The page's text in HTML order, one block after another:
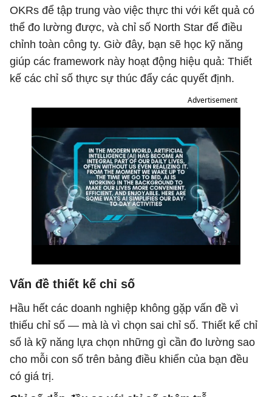
OKRs để tập trung vào việc thực thi với kết quả có
thể đo lường được, và chỉ số North Star để điều
chỉnh toàn công ty. Giờ đây, bạn sẽ học kỹ năng
giúp các framework này hoạt động hiệu quả: Thiết
kế các chỉ số thực sự thúc đẩy các quyết định.
Advertisement
Vấn đề thiết kế chỉ số
Hầu hết các doanh nghiệp không gặp vấn đề vì
thiếu chỉ số — mà là vì chọn sai chỉ số. Thiết kế chỉ
số là kỹ năng lựa chọn những gì cần đo lường sao
cho mỗi con số trên bảng điều khiển của bạn đều
có giá trị.